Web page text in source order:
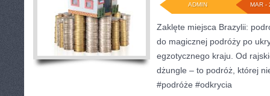
MAR -
ADMIN
Zaklęte miejsca Brazylii:
do magicznej podróży po
egzotycznego kraju. Od
dżungle – to podróż, której
#podróże #odkrycia